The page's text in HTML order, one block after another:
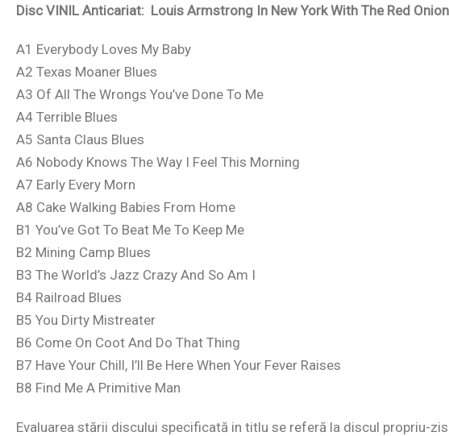
Disc VINIL Anticariat: Louis Armstrong In New York With The Red
A1 Everybody Loves My Baby
A2 Texas Moaner Blues
A3 Of All The Wrongs You’ve Done To Me
A4 Terrible Blues
A5 Santa Claus Blues
A6 Nobody Knows The Way I Feel This Morning
A7 Early Every Morn
A8 Cake Walking Babies From Home
B1 You’ve Got To Beat Me To Keep Me
B2 Mining Camp Blues
B3 The World’s Jazz Crazy And So Am I
B4 Railroad Blues
B5 You Dirty Mistreater
B6 Come On Coot And Do That Thing
B7 Have Your Chill, I’ll Be Here When Your Fever Raises
B8 Find Me A Primitive Man
Evaluarea stării discului specificată in titlu se referă la discul propriu-